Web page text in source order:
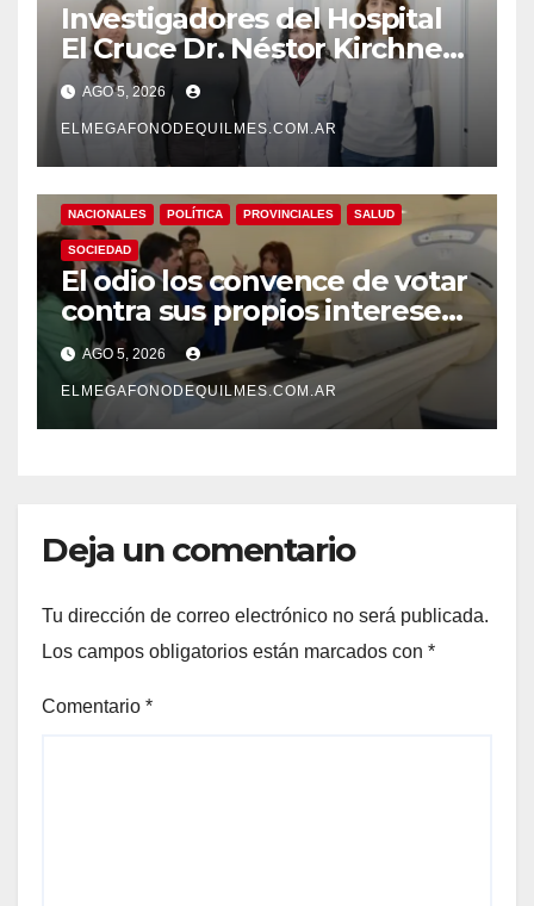
Investigadores del Hospital
El Cruce Dr. Néstor Kirchner
desarrollan un estudio
pionero sobre el
envejecimiento cerebral y las
demencias
AGO 5, 2026
ELMEGAFONODEQUILMES.COM.AR
NACIONALES POLÍTICA PROVINCIALES SALUD
SOCIEDAD
El odio los convence de votar
contra sus propios intereses.
Una Sociedad atrapada en la
grieta
AGO 5, 2026
ELMEGAFONODEQUILMES.COM.AR
Deja un comentario
Tu dirección de correo electrónico no será publicada.
Los campos obligatorios están marcados con *
Comentario *